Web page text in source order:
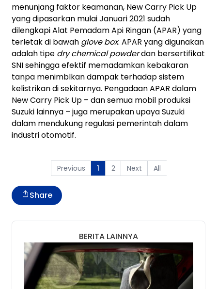
menunjang faktor keamanan, New Carry Pick Up
yang dipasarkan mulai Januari 2021 sudah
dilengkapi Alat Pemadam Api Ringan (APAR) yang
terletak di bawah glove box. APAR yang digunakan
adalah tipe dry chemical powderdan bersertifikat
SNI sehingga efektif memadamkan kebakaran
tanpa menimblkan dampak terhadap sistem
kelistrikan di sekitarnya. Pengadaan APAR dalam
New Carry Pick Up – dan semua mobil produksi
Suzuki lainnya – juga merupakan upaya Suzuki
dalam mendukung regulasi pemerintah dalam
industri otomotif.
Previous 1 2 Next All
Share
BERITA LAINNYA